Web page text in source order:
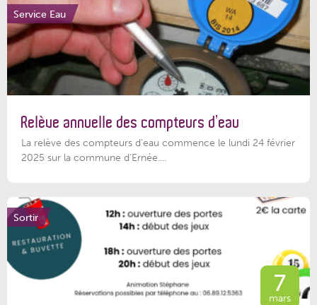
Service Eau
Relève annuelle des compteurs d’eau
La relève des compteurs d'eau commence le lundi 24 février
2025 sur la commune d’Ernée....
Sortir
7
mars